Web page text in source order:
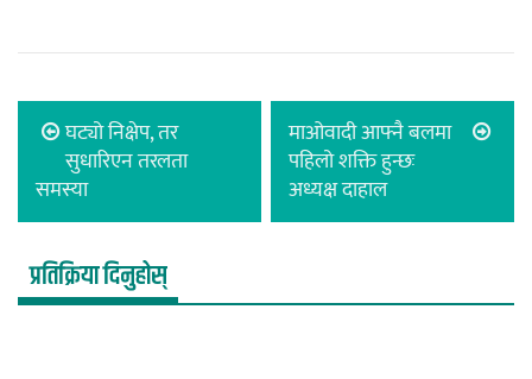
घट्यो निक्षेप, तर
सुधारिएन तरलता
समस्या
माओवादी आफ्नै बलमा
पहिलो शक्ति हुन्छः
अध्यक्ष दाहाल
प्रतिक्रिया दिनुहोस्